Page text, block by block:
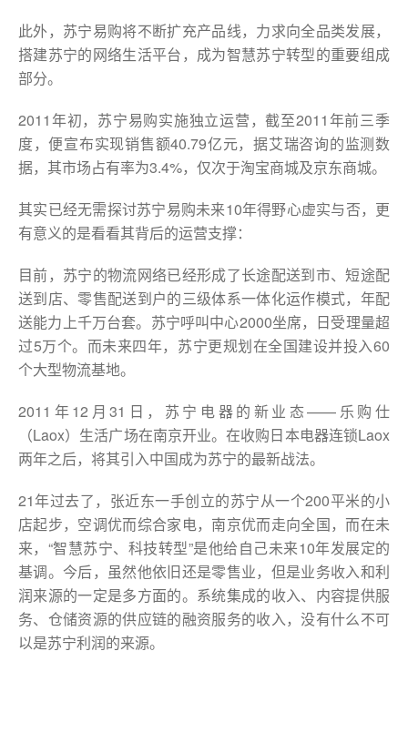
此外，苏宁易购将不断扩充产品线，力求向全品类发展，
搭建苏宁的网络生活平台，成为智慧苏宁转型的重要组成
部分。
2011年初，苏宁易购实施独立运营，截至2011年前三季
度，便宣布实现销售额40.79亿元，据艾瑞咨询的监测数
据，其市场占有率为3.4%，仅次于淘宝商城及京东商城。
其实已经无需探讨苏宁易购未来10年得野心虚实与否，更
有意义的是看看其背后的运营支撑：
目前，苏宁的物流网络已经形成了长途配送到市、短途配
送到店、零售配送到户的三级体系一体化运作模式，年配
送能力上千万台套。苏宁呼叫中心2000坐席，日受理量超
过5万个。而未来四年，苏宁更规划在全国建设并投入60
个大型物流基地。
2011年12月31日，苏宁电器的新业态——乐购仕
（Laox）生活广场在南京开业。在收购日本电器连锁Laox
两年之后，将其引入中国成为苏宁的最新战法。
21年过去了，张近东一手创立的苏宁从一个200平米的小
店起步，空调优而综合家电，南京优而走向全国，而在未
来，“智慧苏宁、科技转型”是他给自己未来10年发展定的
基调。今后，虽然他依旧还是零售业，但是业务收入和利
润来源的一定是多方面的。系统集成的收入、内容提供服
务、仓储资源的供应链的融资服务的收入，没有什么不可
以是苏宁利润的来源。